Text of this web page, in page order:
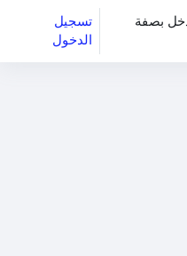
بصفة
تسجيل
الدخول